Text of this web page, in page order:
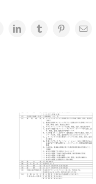
LinkedInTumblrPinterest
電